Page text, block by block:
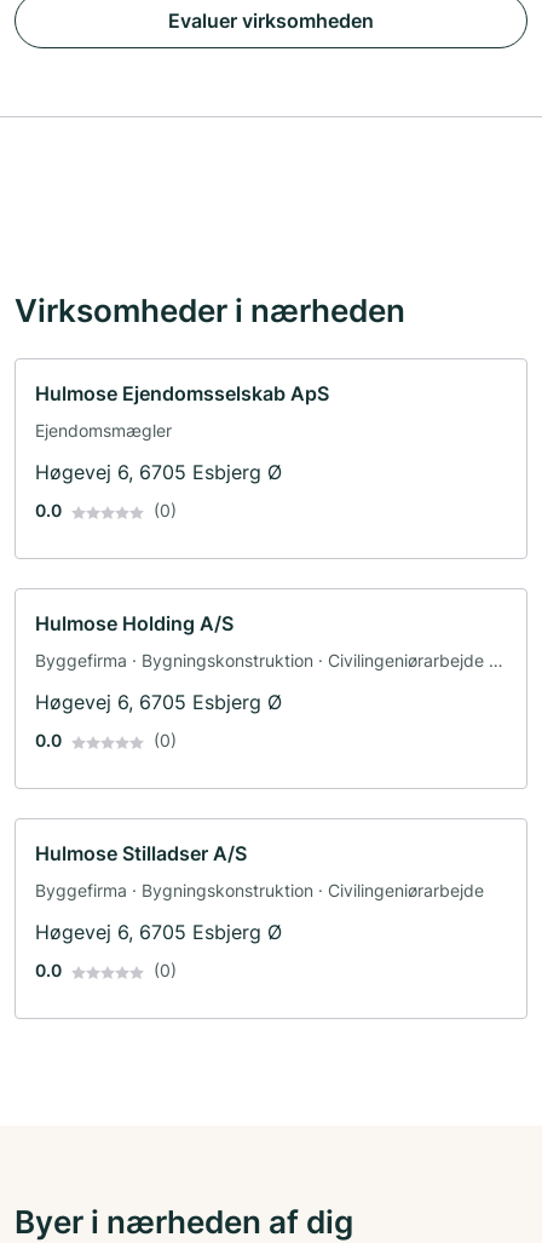
Evaluer virksomheden
Virksomheder i nærheden
Hulmose Ejendomsselskab ApS
Ejendomsmægler
Høgevej 6, 6705 Esbjerg Ø
0.0 (0)
Hulmose Holding A/S
Byggefirma · Bygningskonstruktion · Civilingeniørarbejde ·
Høgevej 6, 6705 Esbjerg Ø
0.0 (0)
Hulmose Stilladser A/S
Byggefirma · Bygningskonstruktion · Civilingeniørarbejde
Høgevej 6, 6705 Esbjerg Ø
0.0 (0)
Byer i nærheden af dig